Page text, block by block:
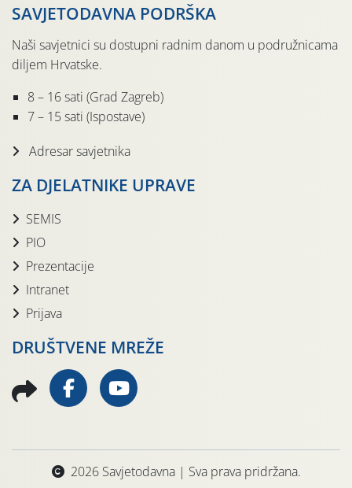
SAVJETODAVNA PODRŠKA
Naši savjetnici su dostupni radnim danom u podružnicama
diljem Hrvatske.
8 – 16 sati (Grad Zagreb)
7 – 15 sati (Ispostave)
Adresar savjetnika
ZA DJELATNIKE UPRAVE
SEMIS
PIO
Prezentacije
Intranet
Prijava
DRUŠTVENE MREŽE
2026 Savjetodavna | Sva prava pridržana.